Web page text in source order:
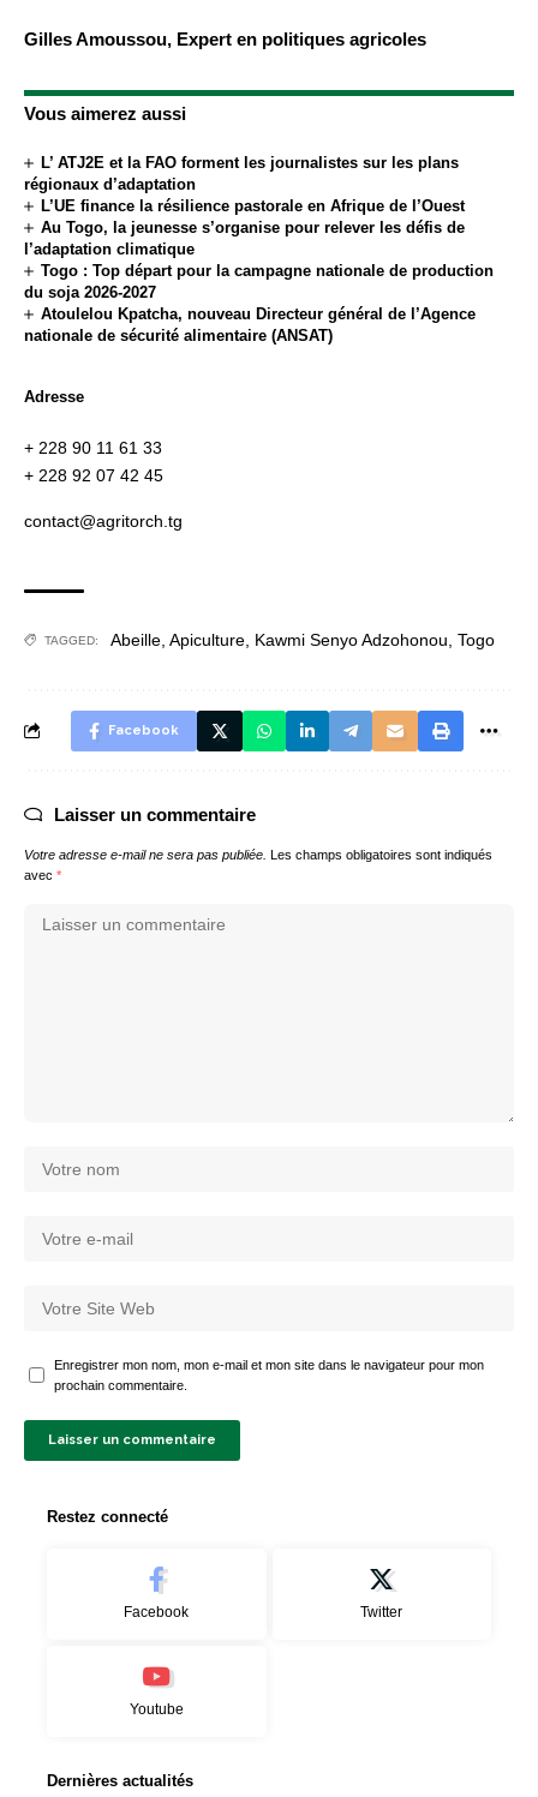
Gilles Amoussou, Expert en politiques agricoles
Vous aimerez aussi
L’ ATJ2E et la FAO forment les journalistes sur les plans
régionaux d’adaptation
L’UE finance la résilience pastorale en Afrique de l’Ouest
Au Togo, la jeunesse s’organise pour relever les défis de
l’adaptation climatique
Togo : Top départ pour la campagne nationale de production
du soja 2026-2027
Atoulelou Kpatcha, nouveau Directeur général de l’Agence
nationale de sécurité alimentaire (ANSAT)
Adresse
+ 228 90 11 61 33
+ 228 92 07 42 45
contact@agritorch.tg
TAGGED: Abeille Apiculture Kawmi Senyo Adzohonou Togo
Facebook
Laisser un commentaire
Votre adresse e-mail ne sera pas publiée. Les champs obligatoires sont indiqués
avec *
Enregistrer mon nom, mon e-mail et mon site dans le navigateur pour mon
prochain commentaire.
Restez connecté
Facebook Twitter
Youtube
Dernières actualités